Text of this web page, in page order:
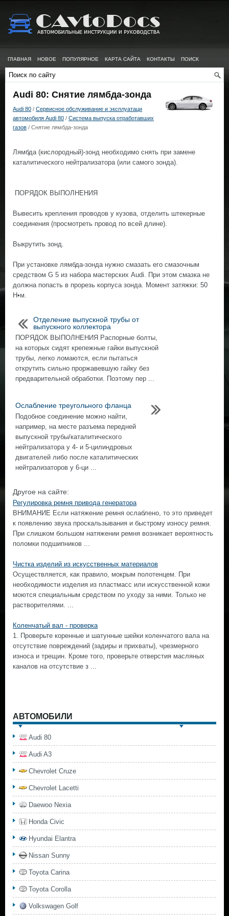
ГЛАВНАЯ НОВОЕ ПОПУЛЯРНОЕ КАРТА САЙТА КОНТАКТЫ ПОИСК
Audi 80: Снятие лямбда-зонда
Audi 80 / Сервисное обслуживание и эксплуатаци
автомобиля Audi 80 / Система выпуска отработавших
газов / Снятие лямбда-зонда
Лямбда (кислородный)-зонд необходимо снять при замене
каталитического нейтрализатора (или самого зонда).
ПОРЯДОК ВЫПОЛНЕНИЯ
Вывесить крепления проводов у кузова, отделить штекерные
соединения (просмотреть провод по всей длине).
Выкрутить зонд.
При установке лямбда-зонда нужно смазать его смазочным
средством G 5 из набора мастерских Audi. При этом смазка не
должна попасть в прорезь корпуса зонда. Момент затяжки: 50
Н•м.
Отделение выпускной трубы от
выпускного коллектора
ПОРЯДОК ВЫПОЛНЕНИЯ Распорные болты,
на которых сидят крепежные гайки выпускной
трубы, легко ломаются, если пытаться
открутить сильно проржавевшую гайку без
предварительной обработки. Поэтому пер ...
Ослабление треугольного фланца
Подобное соединение можно найти,
например, на месте разъема передней
выпускной трубы/каталитического
нейтрализатора у 4- и 5-цилиндровых
двигателей либо после каталитических
нейтрализаторов у 6-ци ...
Другое на сайте:
Регулировка ремня привода генератора
ВНИМАНИЕ Если натяжение ремня ослаблено, то это приведет
к появлению звука проскальзывания и быстрому износу ремня.
При слишком большом натяжении ремня возникает вероятность
поломки подшипников ...
Чистка изделий из искусственных материалов
Осуществляется, как правило, мокрым полотенцем. При
необходимости изделия из пластмасс или искусственной кожи
моются специальным средством по уходу за ними. Только не
растворителями. ...
Коленчатый вал - проверка
1. Проверьте коренные и шатунные шейки коленчатого вала на
отсутствие повреждений (задиры и прихваты), чрезмерного
износа и трещин. Кроме того, проверьте отверстия масляных
каналов на отсутствие з ...
АВТОМОБИЛИ
Audi 80
Audi A3
Chevrolet Cruze
Chevrolet Lacetti
Daewoo Nexia
Honda Civic
Hyundai Elantra
Nissan Sunny
Toyota Carina
Toyota Corolla
Volkswagen Golf